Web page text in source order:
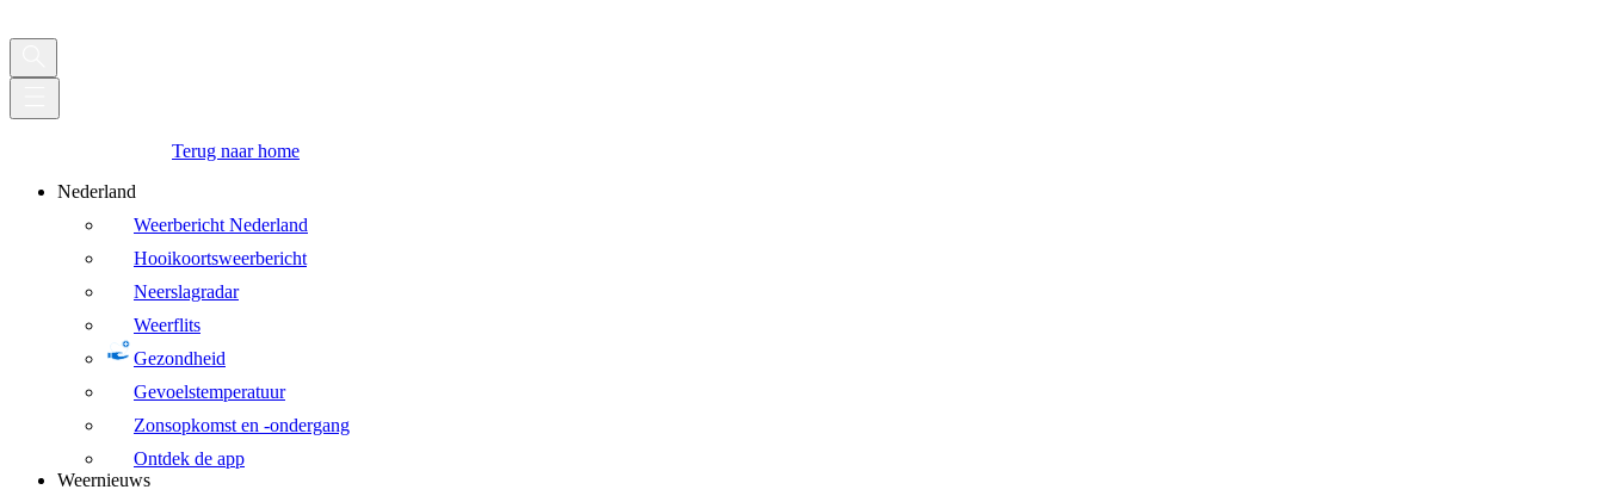
Terug naar home
Nederland
Weerbericht Nederland
Hooikoortsweerbericht
Neerslagradar
Weerflits
Gezondheid
Gevoelstemperatuur
Zonsopkomst en -ondergang
Ontdek de app
Weernieuws